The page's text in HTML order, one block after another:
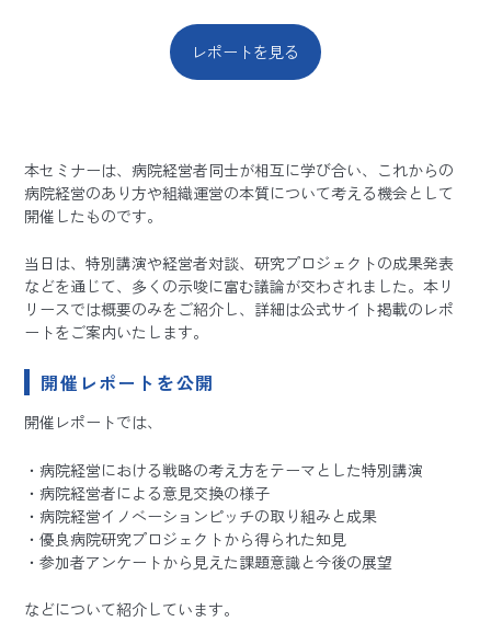
レポートを見る
本セミナーは、病院経営者同士が相互に学び合い、これからの
病院経営のあり方や組織運営の本質について考える機会として
開催したものです。
当日は、特別講演や経営者対談、研究プロジェクトの成果発表
などを通じて、多くの示唆に富む議論が交わされました。本リ
リースでは概要のみをご紹介し、詳細は公式サイト掲載のレポ
ートをご案内いたします。
開催レポートを公開
開催レポートでは、
・病院経営における戦略の考え方をテーマとした特別講演
・病院経営者による意見交換の様子
・病院経営イノベーションピッチの取り組みと成果
・優良病院研究プロジェクトから得られた知見
・参加者アンケートから見えた課題意識と今後の展望
などについて紹介しています。